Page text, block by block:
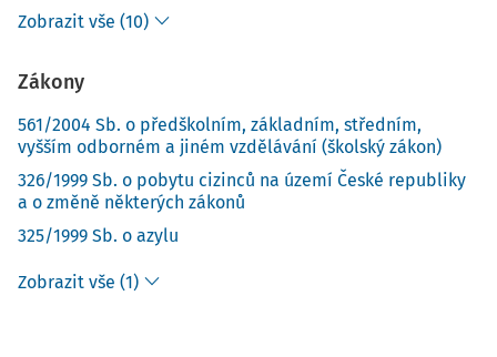
Zobrazit vše (10)
Zákony
561/2004 Sb. o předškolním, základním, středním,
vyšším odborném a jiném vzdělávání (školský zákon)
326/1999 Sb. o pobytu cizinců na území České republiky
a o změně některých zákonů
325/1999 Sb. o azylu
Zobrazit vše (1)